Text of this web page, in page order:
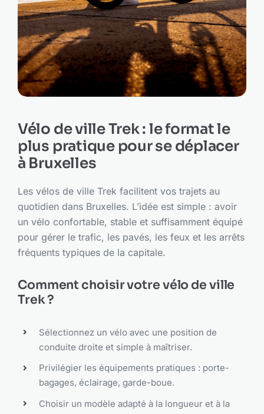
Vélo de ville Trek : le format le
plus pratique pour se déplacer
à Bruxelles
Les vélos de ville Trek facilitent vos trajets au
quotidien dans Bruxelles. L’idée est simple : avoir
un vélo confortable, stable et suffisamment équipé
pour gérer le trafic, les pavés, les feux et les arrêts
fréquents typiques de la capitale.
Comment choisir votre vélo de ville
Trek ?
Sélectionnez un vélo avec une position de
conduite droite et simple à maîtriser.
Privilégier les équipements pratiques : porte-
bagages, éclairage, garde-boue.
Choisir un modèle adapté à la longueur et à la